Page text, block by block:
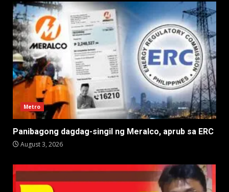
Metro
Panibagong dagdag-singil ng Meralco, aprub sa ERC
August 3, 2026